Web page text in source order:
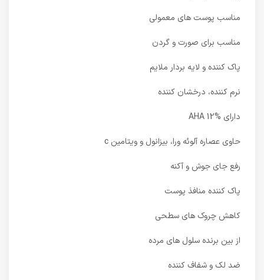
مناسب پوست های معمولی
مناسب برای صورت و گردن
پاک کننده و لایه بردار ملایم
نرم کننده، درخشان کننده
دارای AHA 12%
حاوی عصاره آلوئه ورا، بیزانول و ویتامین c
رفع جای جوش و آکنه
پاک کننده منافذ پوست
کاهش چروک های سطحی
از بین برنده سلول های مرده
ضد لک و شفاف کننده